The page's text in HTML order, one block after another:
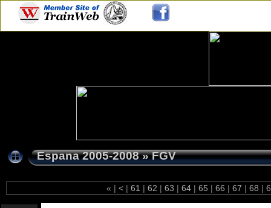
Espana 2005-2008»FGV
« | < | 61 | 62 | 63 | 64 | 65 | 66 | 67 | 68 |